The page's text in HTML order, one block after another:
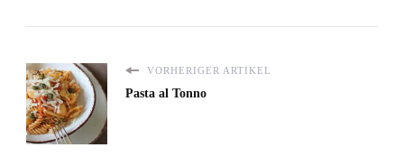
VORHERIGER ARTIKEL
Pasta al Tonno